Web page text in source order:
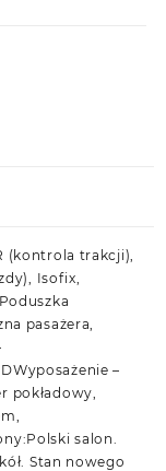
(kontrola trakcji),
Isofix,
pasażera,
–
pokładowy,
salon.
Stan nowego